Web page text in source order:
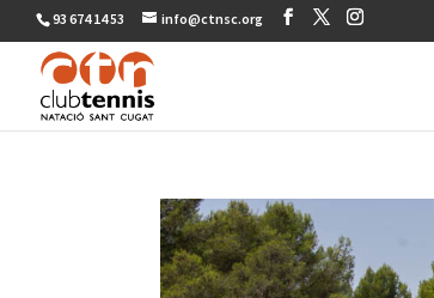
93 674 14 53 info@ctnsc.org